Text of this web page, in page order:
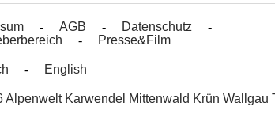
AGB
Datenschutz
Presse&Film
English
Alpenwelt Karwendel Mittenwald Krün Wallgau